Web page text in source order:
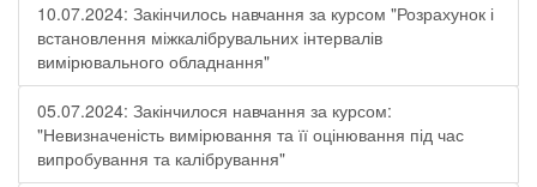
10.07.2024: Закінчилось навчання за курсом "Розрахунок і
встановлення міжкалібрувальних інтервалів
вимірювального обладнання"
05.07.2024: Закінчилося навчання за курсом:
"Невизначеність вимірювання та її оцінювання під час
випробування та калібрування"